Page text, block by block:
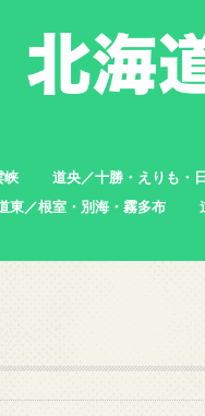
峡 道央／十勝・えりも・
帯広市
えりも町
新ひだか町
足寄町
東／根室・別海・霧多布